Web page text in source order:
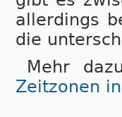
aller­dings
die
Mehr
Zeitzonen